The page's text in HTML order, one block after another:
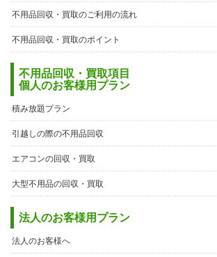
不用品回収・買取のご利用の流れ
不用品回収・買取のポイント
不用品回収・買取項目
個人のお客様用プラン
積み放題プラン
引越しの際の不用品回収
エアコンの回収・買取
大型不用品の回収・買取
法人のお客様用プラン
法人のお客様へ